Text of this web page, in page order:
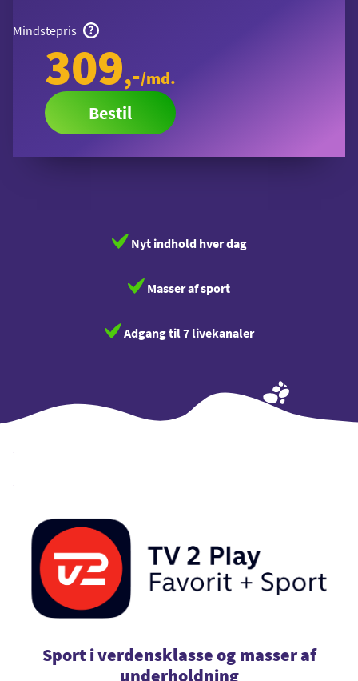
309,-/md.
Bestil
Mindstepris
Nyt indhold hver dag
Masser af sport
Adgang til 7 livekanaler
Sport i verdensklasse og masser af
underholdning